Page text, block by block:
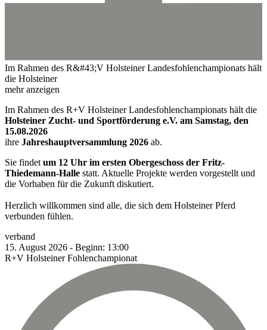
Im Rahmen des R&#43;V Holsteiner Landesfohlenchampionats hält
die Holsteiner
mehr anzeigen
Im Rahmen des R+V Holsteiner Landesfohlenchampionats hält die
Holsteiner Zucht- und Sportförderung e.V. am Samstag, den
15.08.2026
ihre Jahreshauptversammlung 2026 ab.
Sie findet um 12 Uhr im ersten Obergeschoss der Fritz-
Thiedemann-Halle statt. Aktuelle Projekte werden vorgestellt und
die Vorhaben für die Zukunft diskutiert.
Herzlich willkommen sind alle, die sich dem Holsteiner Pferd
verbunden fühlen.
verband
15. August 2026 - Beginn: 13:00
R+V Holsteiner Fohlenchampionat